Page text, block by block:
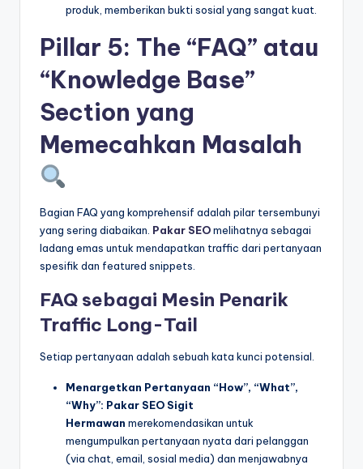
produk, memberikan bukti sosial yang sangat kuat.
Pillar 5: The “FAQ” atau
“Knowledge Base”
Section yang
Memecahkan Masalah
Bagian FAQ yang komprehensif adalah pilar tersembunyi
yang sering diabaikan. Pakar SEOmelihatnya sebagai
ladang emas untuk mendapatkan traffic dari pertanyaan
spesifik dan featured snippets.
FAQ sebagai Mesin Penarik
Traffic Long-Tail
Setiap pertanyaan adalah sebuah kata kunci potensial.
Menargetkan Pertanyaan “How”, “What”,
“Why”: Pakar SEO Sigit
Hermawan merekomendasikan untuk
mengumpulkan pertanyaan nyata dari pelanggan
(via chat, email, sosial media) dan menjawabnya